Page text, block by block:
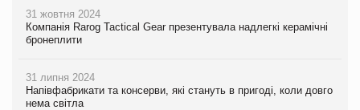
31 жовтня 2024
Компанія Rarog Tactical Gear презентувала надлегкі керамічні
бронеплити
31 липня 2024
Напівфабрикати та консерви, які стануть в пригоді, коли довго
нема світла